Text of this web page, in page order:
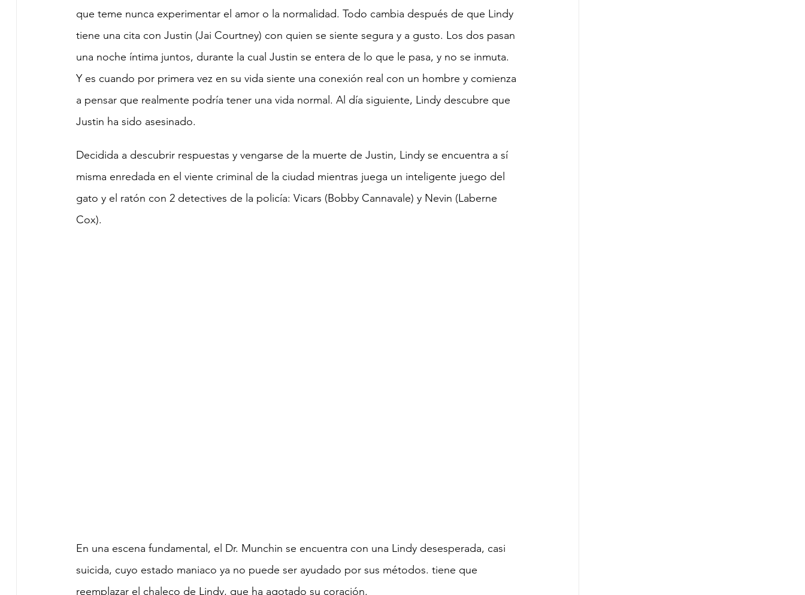
que teme nunca experimentar el amor o la normalidad. Todo cambia después de que Lindy
tiene una cita con Justin (Jai Courtney) con quien se siente segura y a gusto. Los dos pasan
una noche íntima juntos, durante la cual Justin se entera de lo que le pasa, y no se inmuta.
Y es cuando por primera vez en su vida siente una conexión real con un hombre y comienza
a pensar que realmente podría tener una vida normal. Al día siguiente, Lindy descubre que
Justin ha sido asesinado.
Decidida a descubrir respuestas y vengarse de la muerte de Justin, Lindy se encuentra a sí
misma enredada en el viente criminal de la ciudad mientras juega un inteligente juego del
gato y el ratón con 2 detectives de la policía: Vicars (Bobby Cannavale) y Nevin (Laberne
Cox).
En una escena fundamental, el Dr. Munchin se encuentra con una Lindy desesperada, casi
suicida, cuyo estado maniaco ya no puede ser ayudado por sus métodos. tiene que
reemplazar el chaleco de Lindy, que ha agotado su coración.